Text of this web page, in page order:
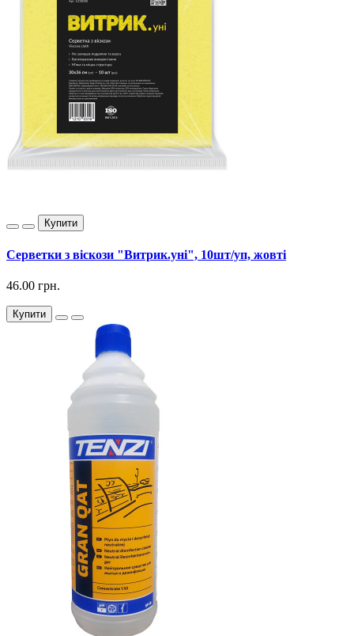
Купити
Серветки з віскози "Витрик.уні", 10шт/уп, жовті
46.00 грн.
Купити